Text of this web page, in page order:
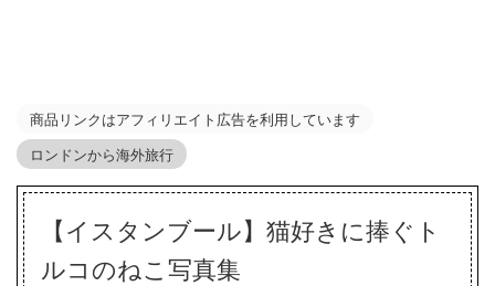
商品リンクはアフィリエイト広告を利用しています
ロンドンから海外旅行
【イスタンブール】猫好きに捧ぐト
ルコのねこ写真集